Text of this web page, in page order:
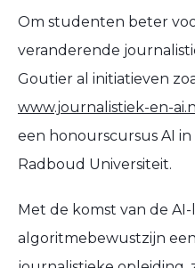
Om studenten beter
veranderende
Goutier al initiatieven
www.journalistiek-en-ai.nl
een honourscursus AI in
Radboud Universiteit.
Met de komst van de
algoritmebewustzijn